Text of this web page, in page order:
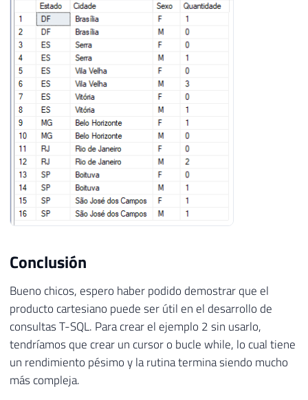
Conclusión
Bueno chicos, espero haber podido demostrar que el
producto cartesiano puede ser útil en el desarrollo de
consultas T-SQL. Para crear el ejemplo 2 sin usarlo,
tendríamos que crear un cursor o bucle while, lo cual tiene
un rendimiento pésimo y la rutina termina siendo mucho
más compleja.